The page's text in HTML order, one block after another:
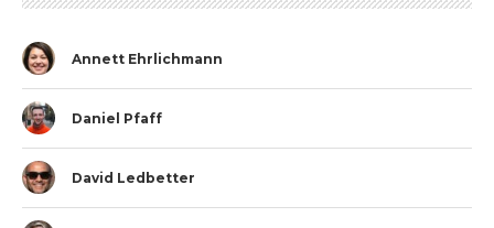
Annett Ehrlichmann
Daniel Pfaff
David Ledbetter